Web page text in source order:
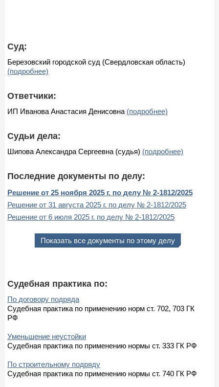
Суд:
Березовский городской суд (Свердловская область)
(подробнее)
Ответчики:
ИП Иванова Анастасия Денисовна (подробнее)
Судьи дела:
Шипова Александра Сергеевна (судья) (подробнее)
Последние документы по делу:
Решение от 25 ноября 2025 г. по делу № 2-1812/2025
Решение от 31 августа 2025 г. по делу № 2-1812/2025
Решение от 6 июля 2025 г. по делу № 2-1812/2025
Показать все документы по этому делу
Судебная практика по:
По договору подряда
Судебная практика по применению норм ст. 702, 703 ГК
РФ
Уменьшение неустойки
Судебная практика по применению нормы ст. 333 ГК РФ
По строительному подряду
Судебная практика по применению нормы ст. 740 ГК РФ